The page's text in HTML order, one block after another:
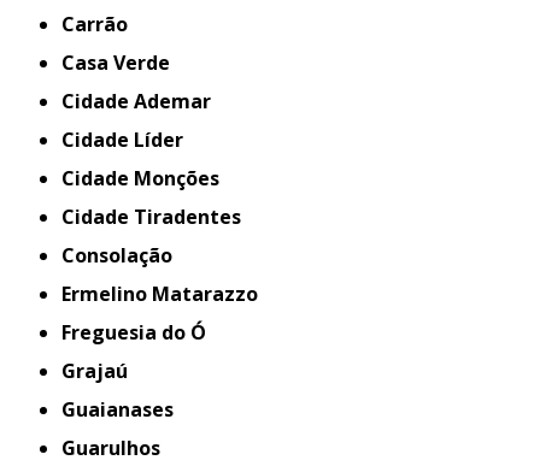
Carrão
Casa Verde
Cidade Ademar
Cidade Líder
Cidade Monções
Cidade Tiradentes
Consolação
Ermelino Matarazzo
Freguesia do Ó
Grajaú
Guaianases
Guarulhos